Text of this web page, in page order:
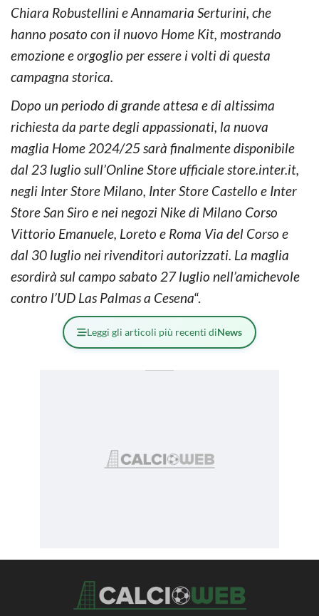
Chiara Robustellini e Annamaria Serturini, che
hanno posato con il nuovo Home Kit, mostrando
emozione e orgoglio per essere i volti di questa
campagna storica.
Dopo un periodo di grande attesa e di altissima
richiesta da parte degli appassionati, la nuova
maglia Home 2024/25 sarà finalmente disponibile
dal 23 luglio sull’Online Store ufficiale store.inter.it,
negli Inter Store Milano, Inter Store Castello e Inter
Store San Siro e nei negozi Nike di Milano Corso
Vittorio Emanuele, Loreto e Roma Via del Corso e
dal 30 luglio nei rivenditori autorizzati. La maglia
esordirà sul campo sabato 27 luglio nell’amichevole
contro l’UD Las Palmas a Cesena“.
Leggi gli articoli più recenti diNews